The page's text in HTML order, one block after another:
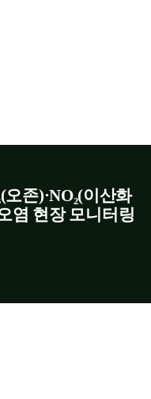
존)·NO₂(이산화
염 현장 모니터링